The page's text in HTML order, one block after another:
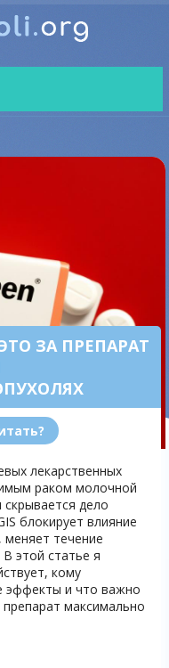
ЗА ПРЕПАРАТ
лекарственных
раком молочной
дело
блокирует влияние
меняет течение
этой статье я
кому
эффекты и что важно
максимально